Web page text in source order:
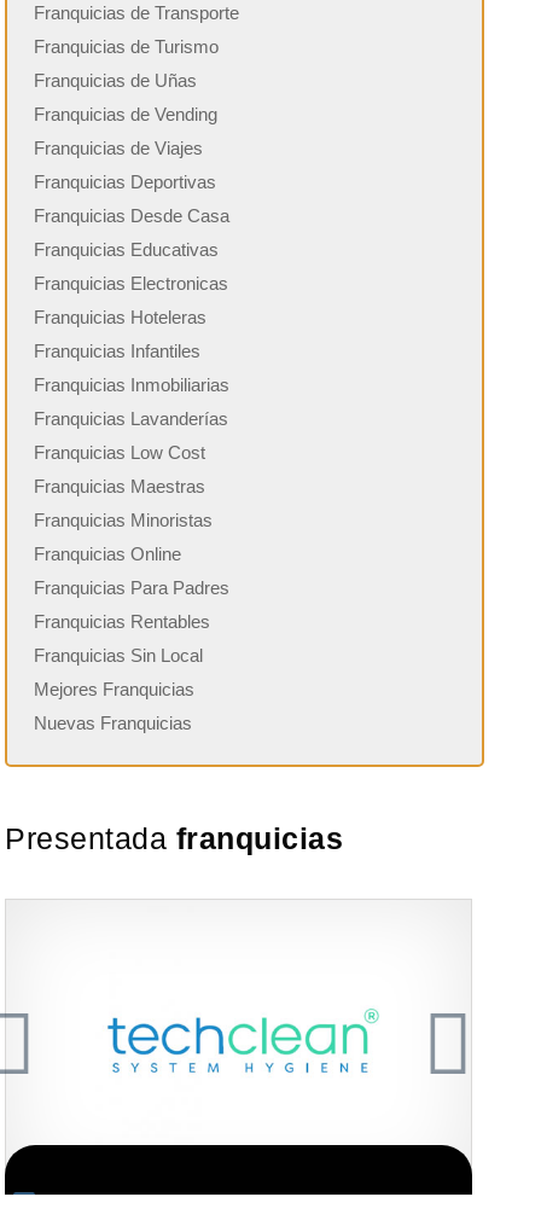
Franquicias de Transporte
Franquicias de Turismo
Franquicias de Uñas
Franquicias de Vending
Franquicias de Viajes
Franquicias Deportivas
Franquicias Desde Casa
Franquicias Educativas
Franquicias Electronicas
Franquicias Hoteleras
Franquicias Infantiles
Franquicias Inmobiliarias
Franquicias Lavanderías
Franquicias Low Cost
Franquicias Maestras
Franquicias Minoristas
Franquicias Online
Franquicias Para Padres
Franquicias Rentables
Franquicias Sin Local
Mejores Franquicias
Nuevas Franquicias
Presentada franquicias